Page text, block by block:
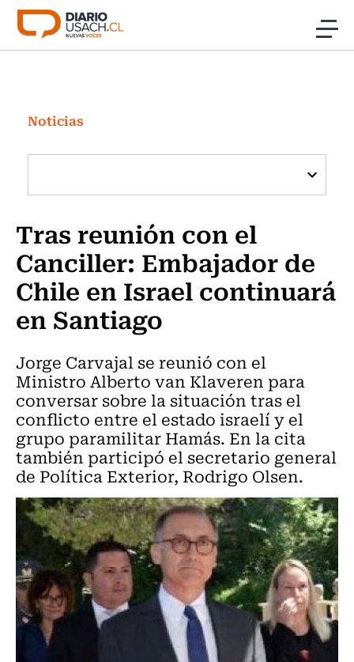
Click acá para ir directamente al contenido
Investigación
Cultura
Programas Radio y TV Usach
Noticias
Tras reunión con el
Canciller: Embajador de
Chile en Israel continuará
en Santiago
Jorge Carvajal se reunió con el
Ministro Alberto van Klaveren para
conversar sobre la situación tras el
conflicto entre el estado israelí y el
grupo paramilitar Hamás. En la cita
también participó el secretario general
de Política Exterior, Rodrigo Olsen.